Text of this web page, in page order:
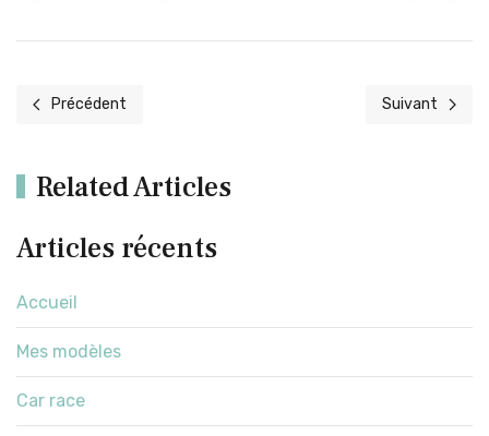
Article précédent : 1975-2
Précédent Article suivant
Suivant
Related Articles
Articles récents
Accueil
Mes modèles
Car race